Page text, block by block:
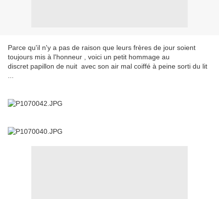
Parce qu'il n'y a pas de raison que leurs frères de jour soient
toujours mis à l'honneur , voici un petit hommage au
discret papillon de nuit avec son air mal coiffé à peine sorti du lit